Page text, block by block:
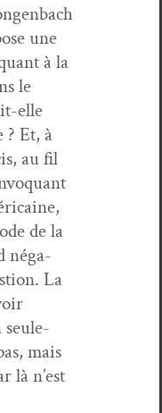
une
à la
le
elle
Et, à
au fil
de la
néga­
La
seule­
mais
là n’est